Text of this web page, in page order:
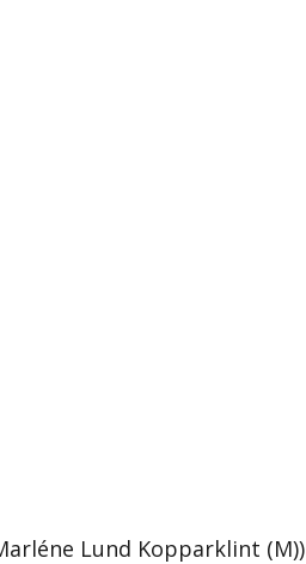
Lund Kopparklint (M))